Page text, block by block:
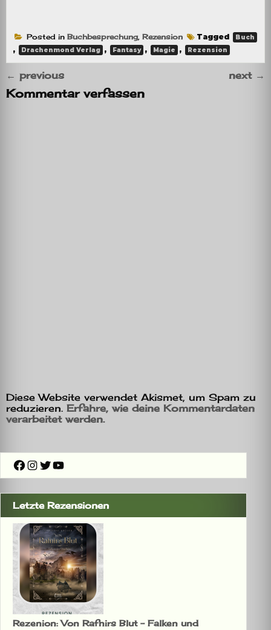
Posted in Buchbesprechung, Rezension Tagged Buch
, Drachenmond Verlag , Fantasy , Magie , Rezension
← previous next →
Kommentar verfassen
Diese Website verwendet Akismet, um Spam zu
reduzieren. Erfahre, wie deine Kommentardaten
verarbeitet werden.
Facebook
Instagram
Twitter
YouTube
Letzte Rezensionen
Rezenion: Von Rafnirs Blut – Falken und